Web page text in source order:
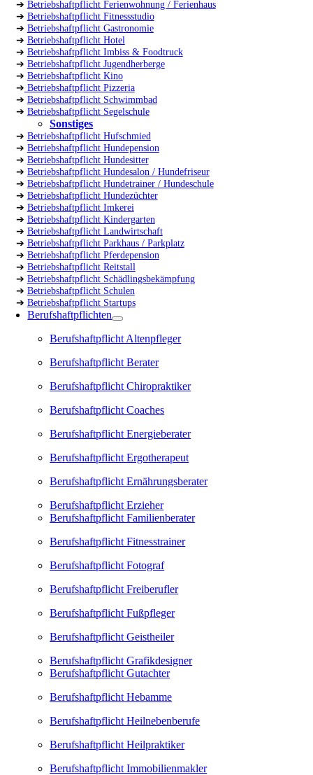
➔ Betriebshaftpflicht Ferienwohnung / Ferienhaus
➔ Betriebshaftpflicht Fitnessstudio
➔ Betriebshaftpflicht Gastronomie
➔ Betriebshaftpflicht Hotel
➔ Betriebshaftpflicht Imbiss & Foodtruck
➔ Betriebshaftpflicht Jugendherberge
➔ Betriebshaftpflicht Kino
➔ Betriebshaftpflicht Pizzeria
➔ Betriebshaftpflicht Schwimmbad
➔ Betriebshaftpflicht Segelschule
Sonstiges
➔ Betriebshaftpflicht Hufschmied
➔ Betriebshaftpflicht Hundepension
➔ Betriebshaftpflicht Hundesitter
➔ Betriebshaftpflicht Hundesalon / Hundefriseur
➔ Betriebshaftpflicht Hundetrainer / Hundeschule
➔ Betriebshaftpflicht Hundezüchter
➔ Betriebshaftpflicht Imkerei
➔ Betriebshaftpflicht Kindergarten
➔ Betriebshaftpflicht Landwirtschaft
➔ Betriebshaftpflicht Parkhaus / Parkplatz
➔ Betriebshaftpflicht Pferdepension
➔ Betriebshaftpflicht Reitstall
➔ Betriebshaftpflicht Schädlingsbekämpfung
➔ Betriebshaftpflicht Schulen
➔ Betriebshaftpflicht Startups
Berufshaftpflichten
Berufshaftpflicht Altenpfleger
Berufshaftpflicht Berater
Berufshaftpflicht Chiropraktiker
Berufshaftpflicht Coaches
Berufshaftpflicht Energieberater
Berufshaftpflicht Ergotherapeut
Berufshaftpflicht Ernährungsberater
Berufshaftpflicht Erzieher
Berufshaftpflicht Familienberater
Berufshaftpflicht Fitnesstrainer
Berufshaftpflicht Fotograf
Berufshaftpflicht Freiberufler
Berufshaftpflicht Fußpfleger
Berufshaftpflicht Geistheiler
Berufshaftpflicht Grafikdesigner
Berufshaftpflicht Gutachter
Berufshaftpflicht Hebamme
Berufshaftpflicht Heilnebenberufe
Berufshaftpflicht Heilpraktiker
Berufshaftpflicht Immobilienmakler